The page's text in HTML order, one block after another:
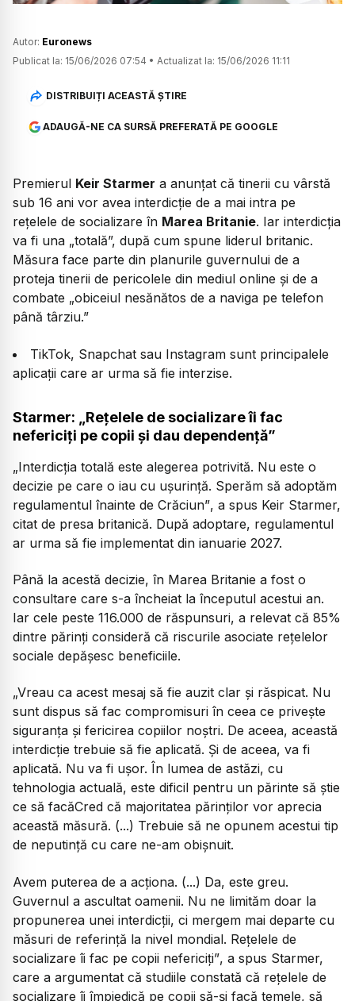
Autor: Euronews
Publicat la: 15/06/2026 07:54 • Actualizat la: 15/06/2026 11:11
DISTRIBUIȚI ACEASTĂ ȘTIRE
ADAUGĂ-NE CA SURSĂ PREFERATĂ PE GOOGLE
Premierul Keir Starmer a anunțat că tinerii cu vârstă
sub 16 ani vor avea interdicție de a mai intra pe
rețelele de socializare în Marea Britanie. Iar interdicția
va fi una „totală”, după cum spune liderul britanic.
Măsura face parte din planurile guvernului de a
proteja tinerii de pericolele din mediul online și de a
combate „obiceiul nesănătos de a naviga pe telefon
până târziu.”
TikTok, Snapchat sau Instagram sunt principalele
aplicații care ar urma să fie interzise.
Starmer: „Rețelele de socializare îi fac
nefericiți pe copii și dau dependență”
„Interdicția totală este alegerea potrivită. Nu este o
decizie pe care o iau cu ușurință. Sperăm să adoptăm
regulamentul înainte de Crăciun”, a spus Keir Starmer,
citat de presa britanică. După adoptare, regulamentul
ar urma să fie implementat din ianuarie 2027.
Până la acestă decizie, în Marea Britanie a fost o
consultare care s-a încheiat la începutul acestui an.
Iar cele peste 116.000 de răspunsuri, a relevat că 85%
dintre părinți consideră că riscurile asociate rețelelor
sociale depășesc beneficiile.
„Vreau ca acest mesaj să fie auzit clar și răspicat. Nu
sunt dispus să fac compromisuri în ceea ce privește
siguranța și fericirea copiilor noștri. De aceea, această
interdicție trebuie să fie aplicată. Și de aceea, va fi
aplicată. Nu va fi ușor. În lumea de astăzi, cu
tehnologia actuală, este dificil pentru un părinte să știe
ce să facăCred că majoritatea părinților vor aprecia
această măsură. (...) Trebuie să ne opunem acestui tip
de neputință cu care ne-am obișnuit.
Avem puterea de a acționa. (...) Da, este greu.
Guvernul a ascultat oamenii. Nu ne limităm doar la
propunerea unei interdicții, ci mergem mai departe cu
măsuri de referință la nivel mondial. Rețelele de
socializare îi fac pe copii nefericiți”, a spus Starmer,
care a argumentat că studiile constată că rețelele de
socializare îi împiedică pe copii să-și facă temele, să